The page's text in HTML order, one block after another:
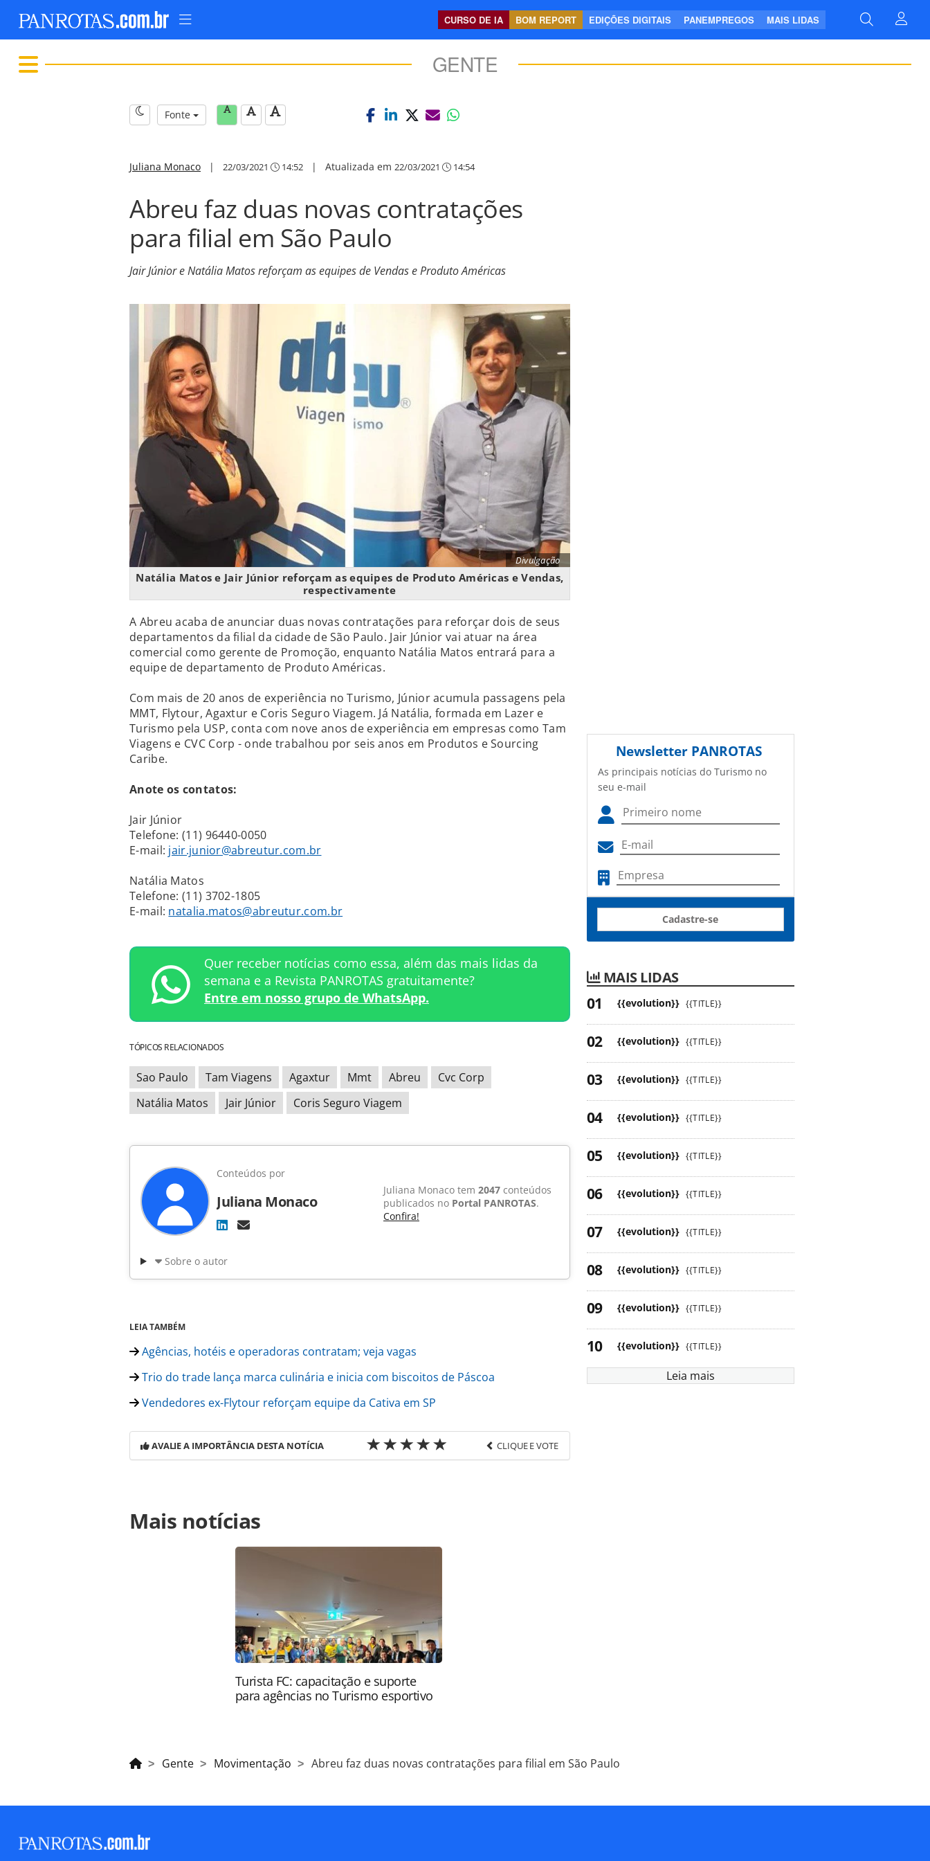
CURSO DE IA BOM REPORT EDIÇÕES DIGITAIS PANEMPREGOS MAIS LIDAS
GENTE
Fonte
Juliana Monaco | 22/03/2021 14:52 | Atualizada em 22/03/2021 14:54
Abreu faz duas novas contratações
para filial em São Paulo
Jair Júnior e Natália Matos reforçam as equipes de Vendas e Produto Américas
Divulgação
Natália Matos e Jair Júnior reforçam as equipes de Produto Américas e Vendas,
respectivamente
A Abreu acaba de anunciar duas novas contratações para reforçar dois de seus
departamentos da filial da cidade de São Paulo. Jair Júnior vai atuar na área
comercial como gerente de Promoção, enquanto Natália Matos entrará para a
equipe de departamento de Produto Américas.
Com mais de 20 anos de experiência no Turismo, Júnior acumula passagens pela
MMT, Flytour, Agaxtur e Coris Seguro Viagem. Já Natália, formada em Lazer e
Turismo pela USP, conta com nove anos de experiência em empresas como Tam
Viagens e CVC Corp - onde trabalhou por seis anos em Produtos e Sourcing
Caribe.
Anote os contatos:
Jair Júnior
Telefone: (11) 96440-0050
E-mail: jair.junior@abreutur.com.br
Natália Matos
Telefone: (11) 3702-1805
E-mail: natalia.matos@abreutur.com.br
Quer receber notícias como essa, além das mais lidas da
semana e a Revista PANROTAS gratuitamente?
Entre em nosso grupo de WhatsApp.
TÓPICOS RELACIONADOS
Sao Paulo Tam Viagens Agaxtur Mmt Abreu
Cvc Corp
Natália Matos
Jair Júnior Coris Seguro Viagem
Conteúdos por
Juliana Monaco
Juliana Monaco tem 2047 conteúdos
publicados no Portal PANROTAS.
Confira!
Sobre o autor
LEIA TAMBÉM
Agências, hotéis e operadoras contratam; veja vagas
Trio do trade lança marca culinária e inicia com biscoitos de Páscoa
Vendedores ex-Flytour reforçam equipe da Cativa em SP
AVALIE A IMPORTÂNCIA DESTA NOTÍCIA CLIQUE E VOTE
https://www.panrotas.com.br/gente/movimentacao/2021/03/abreu-faz-duas-novas-
contratacoes-para-filial-em-sao-paulo_180400.html ou as ferramentas oferecidas na
página. Todo o conteúdo produzido pela PANROTAS Editora é protegido pela legislação
PANROTAS Editora (copyright@panrotas.com.br).
Mais notícias
Turista FC: capacitação e suporte
para agências no Turismo esportivo
Newsletter PANROTAS
As principais notícias do Turismo no
seu e-mail
Cadastre-se
MAIS LIDAS
{{evolution}} {{TITLE}}
{{evolution}} {{TITLE}}
{{evolution}} {{TITLE}}
{{evolution}} {{TITLE}}
{{evolution}} {{TITLE}}
{{evolution}} {{TITLE}}
{{evolution}} {{TITLE}}
{{evolution}} {{TITLE}}
{{evolution}} {{TITLE}}
{{evolution}} {{TITLE}}
Leia mais
Gente Movimentação Abreu faz duas novas contratações para filial em São Paulo